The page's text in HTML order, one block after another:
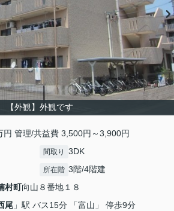
【外観】外観です
円 管理/共益費 3,500円～3,900円
間取り 3DK
所在階 3階/4階建
村町向山８番地１８
尾 」駅 バス15分 「富山」 停歩9分